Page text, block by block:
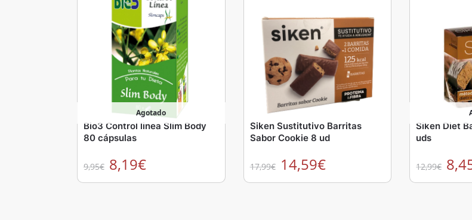
Agotado
Bio3 Control linea Slim Body
80 cápsulas
9,95€ 8,19€
Siken Sustitutivo Barritas
Sabor Cookie 8 ud
17,99€ 14,59€
Siken Diet
uds
12,99€